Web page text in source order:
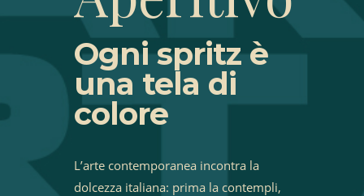
Ogni spritz è
una tela di
colore
L’arte contemporanea incontra la
dolcezza italiana: prima la contempli,